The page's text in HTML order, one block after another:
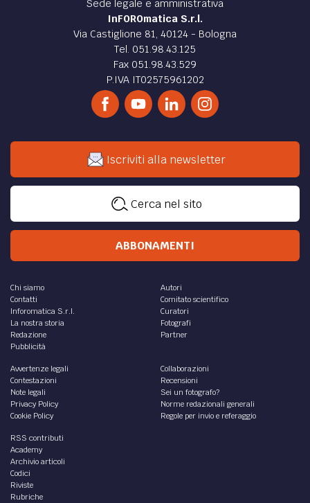
acquisti a vantaggio di terzi?
La sentenza C- 405/19 della Corte di giustizia UE chiarisce
il nesso tra operazioni a monte e operazioni a valle che
consente la detrazione dell’IVA.
Quando si devono fatturare le
L’interpretazione data dalla Cassazione nell’ordinanza
26650/2020 solleva perplessità e desta qualche
preoccupazione.
È detraibile l’IVA erroneamente
erroneamente addebitata su operazioni non imponibili o
esenti e l’orientamento della Corte di giustizia UE...
diLucia Ripa
DIRITTO / Dall’U.I.F. un suggerimento per la difesa
e la compliance nelle frodi fiscali
Dall’indicatore sintetico per individuare le cartiere spunti
per provare la buona fede dell’acquirente e per impostare
delle linee guida di comportamento.
diLucia Ripa
DIRITTO /